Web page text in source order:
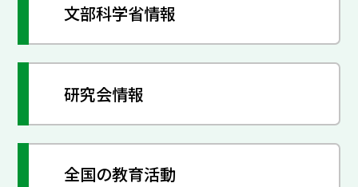
文部科学省情報
研究会情報
全国の教育活動